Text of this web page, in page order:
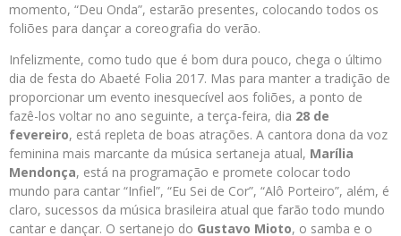
momento, “Deu Onda”, estarão presentes, colocando todos os
foliões para dançar a coreografia do verão.
Infelizmente, como tudo que é bom dura pouco, chega o último
dia de festa do Abaeté Folia 2017. Mas para manter a tradição de
proporcionar um evento inesquecível aos foliões, a ponto de
fazê-los voltar no ano seguinte, a terça-feira, dia 28 de
fevereiro, está repleta de boas atrações. A cantora dona da voz
feminina mais marcante da música sertaneja atual, Marília
Mendonça, está na programação e promete colocar todo
mundo para cantar “Infiel”, “Eu Sei de Cor”, “Alô Porteiro”, além, é
claro, sucessos da música brasileira atual que farão todo mundo
cantar e dançar. O sertanejo do Gustavo Mioto, o samba e o